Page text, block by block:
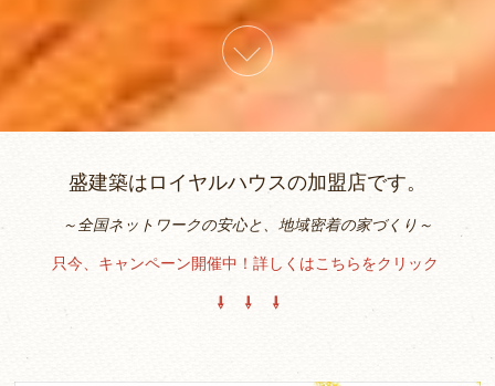
盛建築はロイヤルハウスの加盟店です。
～全国ネットワークの安心と、地域密着の家づくり～
只今、キャンペーン開催中！詳しくはこちらをクリック
⇩ ⇩ ⇩